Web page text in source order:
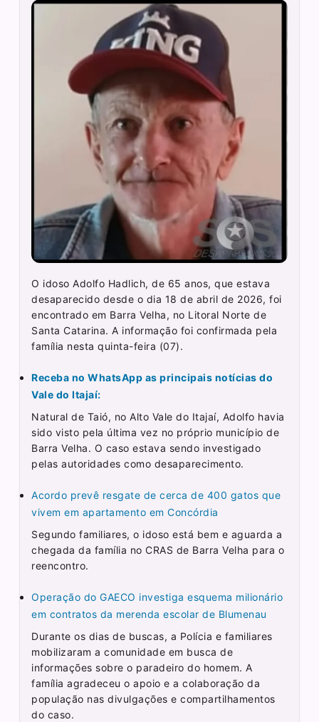
O idoso Adolfo Hadlich, de 65 anos, que estava
desaparecido desde o dia 18 de abril de 2026, foi
encontrado em Barra Velha, no Litoral Norte de
Santa Catarina. A informação foi confirmada pela
família nesta quinta-feira (07).
Receba no WhatsApp as principais notícias do
Vale do Itajaí:
Natural de Taió, no Alto Vale do Itajaí, Adolfo havia
sido visto pela última vez no próprio município de
Barra Velha. O caso estava sendo investigado
pelas autoridades como desaparecimento.
Acordo prevê resgate de cerca de 400 gatos que
vivem em apartamento em Concórdia
Segundo familiares, o idoso está bem e aguarda a
chegada da família no CRAS de Barra Velha para o
reencontro.
Operação do GAECO investiga esquema milionário
em contratos da merenda escolar de Blumenau
Durante os dias de buscas, a Polícia e familiares
mobilizaram a comunidade em busca de
informações sobre o paradeiro do homem. A
família agradeceu o apoio e a colaboração da
população nas divulgações e compartilhamentos
do caso.